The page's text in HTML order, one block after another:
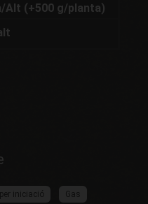
Alt (+500 g/planta)
iniciació Gas